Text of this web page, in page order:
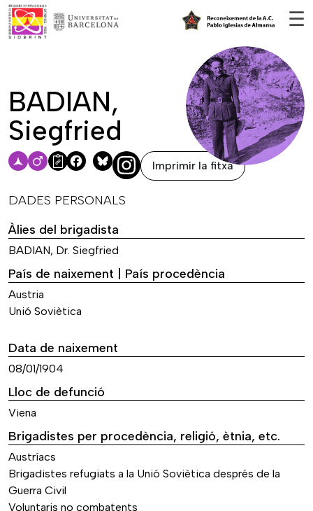
☰
BADIAN,
Siegfried
Facebook
Bluesky Imprimir la fitxa
DADES PERSONALS
Àlies del brigadista
BADIAN, Dr. Siegfried
País de naixement | País procedència
Austria
Unió Soviètica
Data de naixement
08/01/1904
Lloc de defunció
Viena
Brigadistes per procedència, religió, ètnia, etc.
Austríacs
Brigadistes refugiats a la Unió Soviètica després de la
Guerra Civil
Voluntaris no combatents